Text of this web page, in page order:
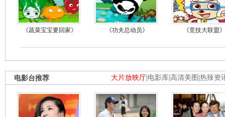
《蔬菜宝宝要回家》 《功夫总动员》 《竞技大联盟》
大片放映厅 电影库 高清美图 热辣资
电影台推荐